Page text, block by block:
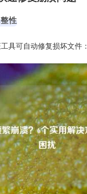
性
具可自动修复损坏文件：